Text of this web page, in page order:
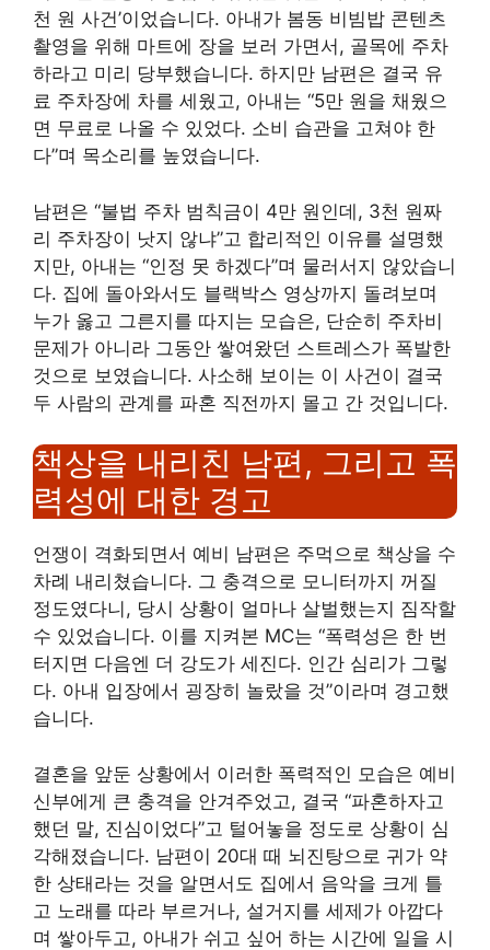
천 원 사건’이었습니다. 아내가 봄동 비빔밥 콘텐츠
촬영을 위해 마트에 장을 보러 가면서, 골목에 주차
하라고 미리 당부했습니다. 하지만 남편은 결국 유
료 주차장에 차를 세웠고, 아내는 “5만 원을 채웠으
면 무료로 나올 수 있었다. 소비 습관을 고쳐야 한
다”며 목소리를 높였습니다.
남편은 “불법 주차 범칙금이 4만 원인데, 3천 원짜
리 주차장이 낫지 않냐”고 합리적인 이유를 설명했
지만, 아내는 “인정 못 하겠다”며 물러서지 않았습니
다. 집에 돌아와서도 블랙박스 영상까지 돌려보며
누가 옳고 그른지를 따지는 모습은, 단순히 주차비
문제가 아니라 그동안 쌓여왔던 스트레스가 폭발한
것으로 보였습니다. 사소해 보이는 이 사건이 결국
두 사람의 관계를 파혼 직전까지 몰고 간 것입니다.
책상을 내리친 남편, 그리고 폭
력성에 대한 경고
언쟁이 격화되면서 예비 남편은 주먹으로 책상을 수
차례 내리쳤습니다. 그 충격으로 모니터까지 꺼질
정도였다니, 당시 상황이 얼마나 살벌했는지 짐작할
수 있었습니다. 이를 지켜본 MC는 “폭력성은 한 번
터지면 다음엔 더 강도가 세진다. 인간 심리가 그렇
다. 아내 입장에서 굉장히 놀랐을 것”이라며 경고했
습니다.
결혼을 앞둔 상황에서 이러한 폭력적인 모습은 예비
신부에게 큰 충격을 안겨주었고, 결국 “파혼하자고
했던 말, 진심이었다”고 털어놓을 정도로 상황이 심
각해졌습니다. 남편이 20대 때 뇌진탕으로 귀가 약
한 상태라는 것을 알면서도 집에서 음악을 크게 틀
고 노래를 따라 부르거나, 설거지를 세제가 아깝다
며 쌓아두고, 아내가 쉬고 싶어 하는 시간에 일을 시